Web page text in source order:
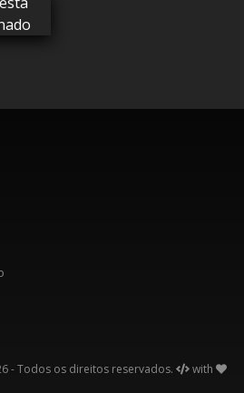
- Todos os direitos reservados.
with